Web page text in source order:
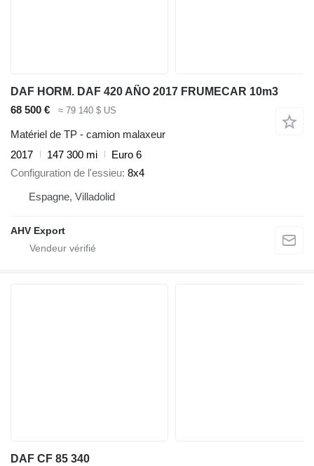
DAF HORM. DAF 420 AÑO 2017 FRUMECAR 10m3
68 500 €
≈ 79 140 $ US
Matériel de TP - camion malaxeur
2017
147 300 mi
Euro 6
Configuration de l'essieu 8x4
Espagne, Villadolid
AHV Export
DAF CF 85 340